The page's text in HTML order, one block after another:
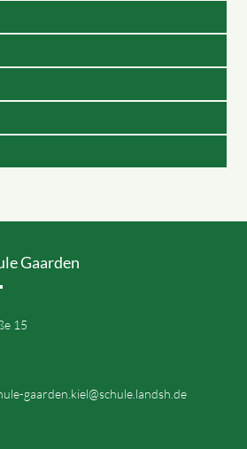
Gaarden
15
gaarden.kiel@schule.landsh.de